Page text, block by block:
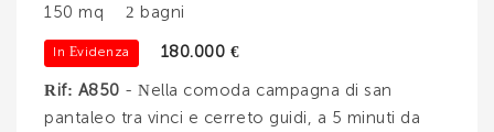
150 mq 2 bagni
In Evidenza 180.000 €
Rif: A850 - Nella comoda campagna di san
pantaleo tra vinci e cerreto guidi, a 5 minuti da